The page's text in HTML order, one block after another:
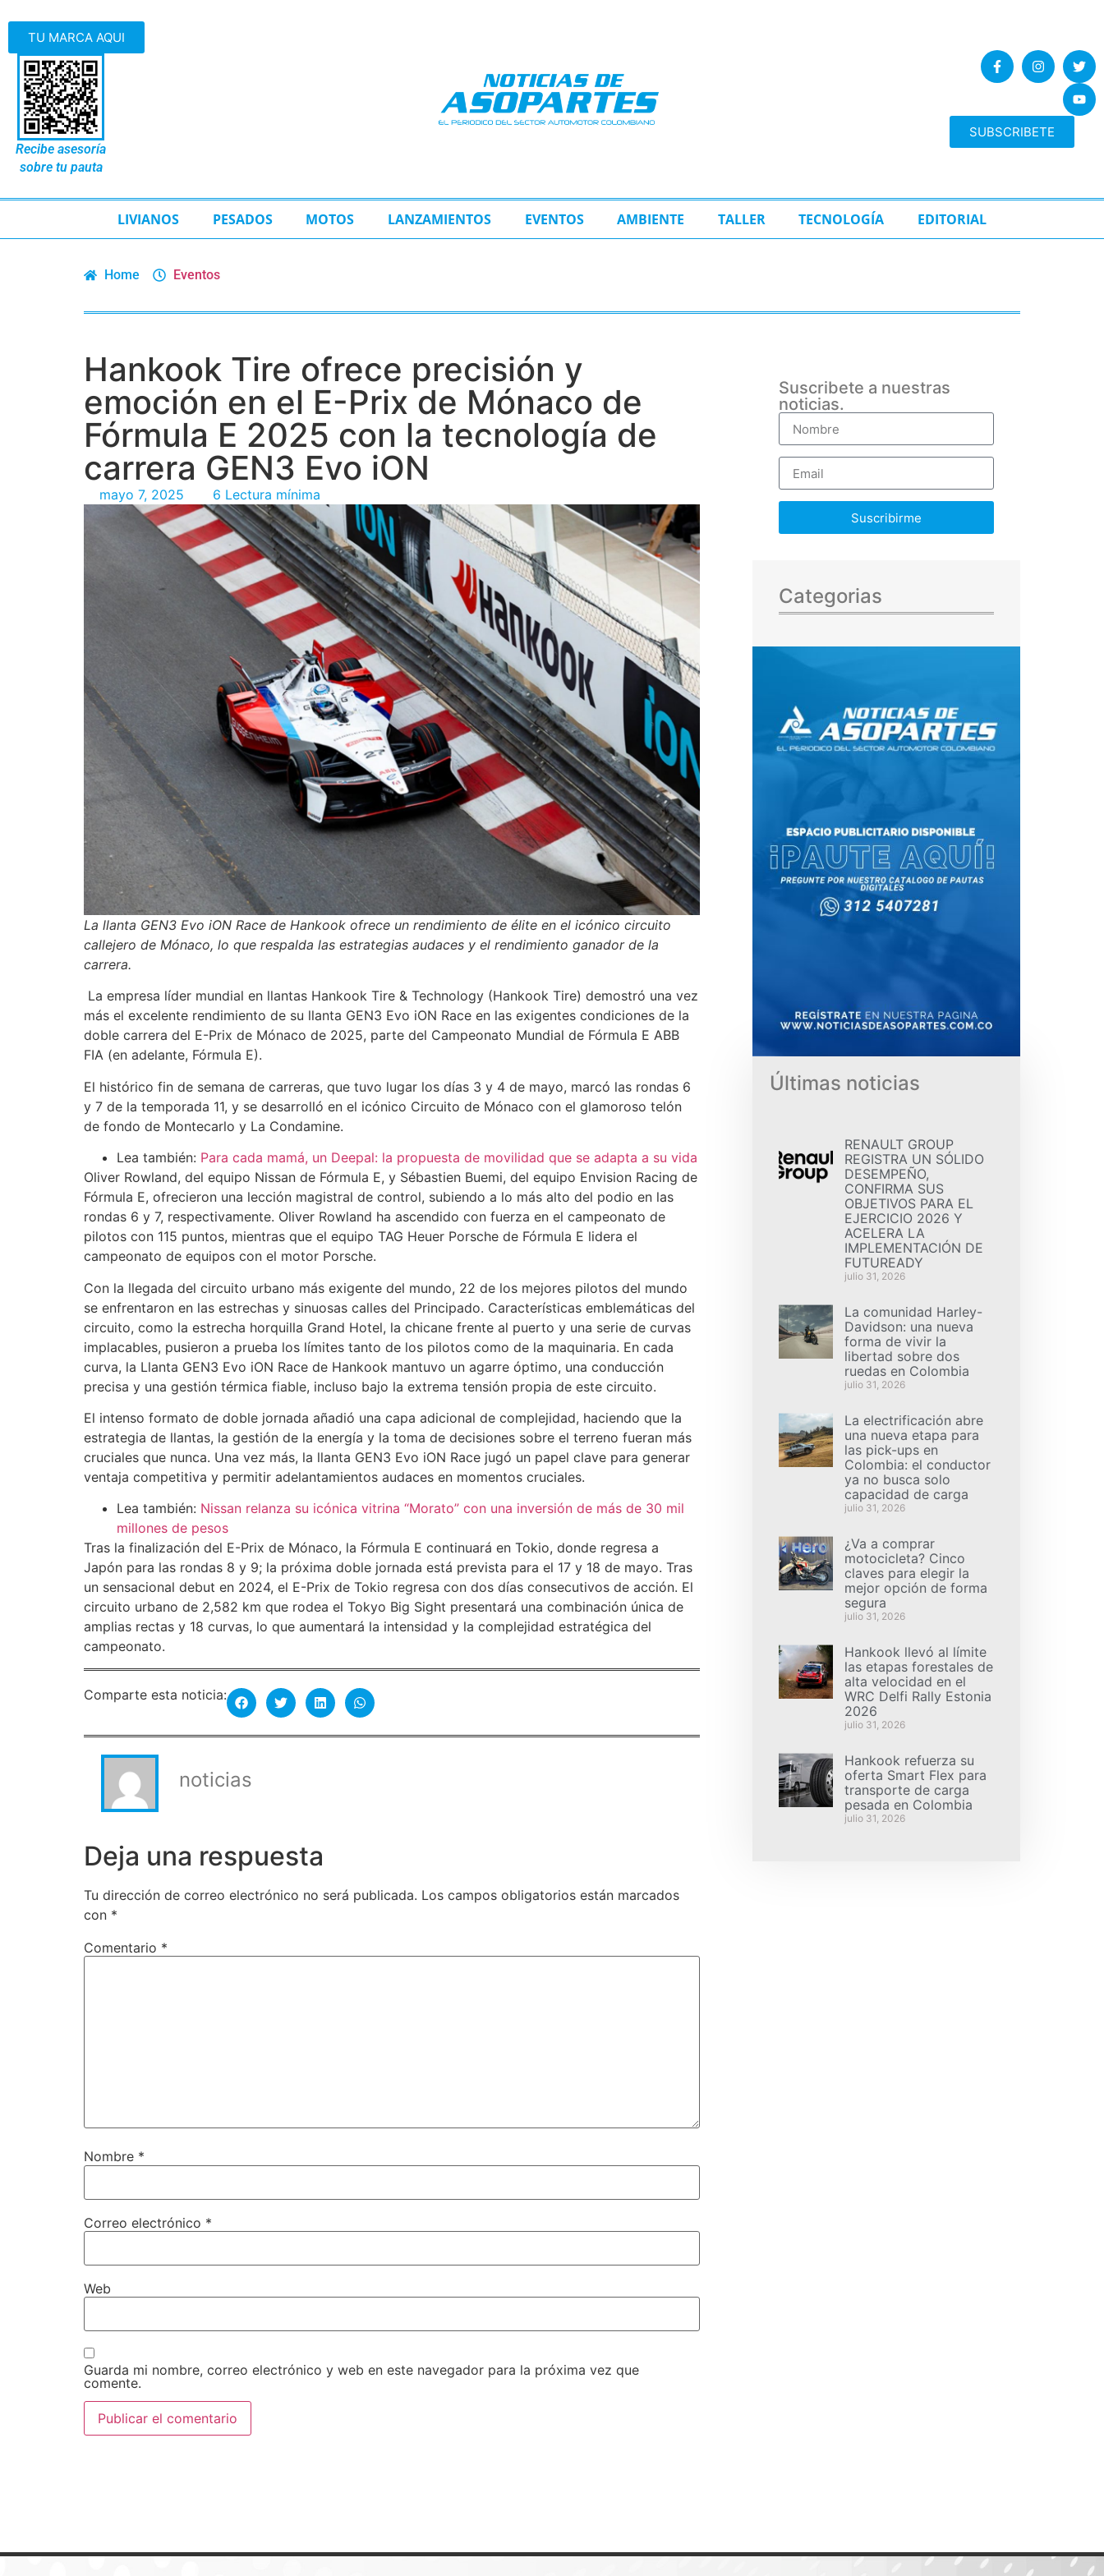
TU MARCA AQUI
Recibe asesoría
sobre tu pauta
SUBSCRIBETE
LIVIANOS PESADOS MOTOS LANZAMIENTOS EVENTOS AMBIENTE TALLER TECNOLOGÍA EDITORIAL
Home Eventos
Hankook Tire ofrece precisión y
emoción en el E-Prix de Mónaco de
Fórmula E 2025 con la tecnología de
carrera GEN3 Evo iON
mayo 7, 2025 6 Lectura mínima
La llanta GEN3 Evo iON Race de Hankook ofrece un rendimiento de élite en el icónico circuito
callejero de Mónaco, lo que respalda las estrategias audaces y el rendimiento ganador de la
carrera.
La empresa líder mundial en llantas Hankook Tire & Technology (Hankook Tire) demostró una vez
más el excelente rendimiento de su llanta GEN3 Evo iON Race en las exigentes condiciones de la
doble carrera del E-Prix de Mónaco de 2025, parte del Campeonato Mundial de Fórmula E ABB
FIA (en adelante, Fórmula E).
El histórico fin de semana de carreras, que tuvo lugar los días 3 y 4 de mayo, marcó las rondas 6
y 7 de la temporada 11, y se desarrolló en el icónico Circuito de Mónaco con el glamoroso telón
de fondo de Montecarlo y La Condamine.
Lea también: Para cada mamá, un Deepal: la propuesta de movilidad que se adapta a su vida
Oliver Rowland, del equipo Nissan de Fórmula E, y Sébastien Buemi, del equipo Envision Racing de
Fórmula E, ofrecieron una lección magistral de control, subiendo a lo más alto del podio en las
rondas 6 y 7, respectivamente. Oliver Rowland ha ascendido con fuerza en el campeonato de
pilotos con 115 puntos, mientras que el equipo TAG Heuer Porsche de Fórmula E lidera el
campeonato de equipos con el motor Porsche.
Con la llegada del circuito urbano más exigente del mundo, 22 de los mejores pilotos del mundo
se enfrentaron en las estrechas y sinuosas calles del Principado. Características emblemáticas del
circuito, como la estrecha horquilla Grand Hotel, la chicane frente al puerto y una serie de curvas
implacables, pusieron a prueba los límites tanto de los pilotos como de la maquinaria. En cada
curva, la Llanta GEN3 Evo iON Race de Hankook mantuvo un agarre óptimo, una conducción
precisa y una gestión térmica fiable, incluso bajo la extrema tensión propia de este circuito.
El intenso formato de doble jornada añadió una capa adicional de complejidad, haciendo que la
estrategia de llantas, la gestión de la energía y la toma de decisiones sobre el terreno fueran más
cruciales que nunca. Una vez más, la llanta GEN3 Evo iON Race jugó un papel clave para generar
ventaja competitiva y permitir adelantamientos audaces en momentos cruciales.
Lea también: Nissan relanza su icónica vitrina “Morato” con una inversión de más de 30 mil
millones de pesos
Tras la finalización del E-Prix de Mónaco, la Fórmula E continuará en Tokio, donde regresa a
Japón para las rondas 8 y 9; la próxima doble jornada está prevista para el 17 y 18 de mayo. Tras
un sensacional debut en 2024, el E-Prix de Tokio regresa con dos días consecutivos de acción. El
circuito urbano de 2,582 km que rodea el Tokyo Big Sight presentará una combinación única de
amplias rectas y 18 curvas, lo que aumentará la intensidad y la complejidad estratégica del
campeonato.
Comparte esta noticia:
noticias
Deja una respuesta
Tu dirección de correo electrónico no será publicada. Los campos obligatorios están marcados
con *
Comentario *
Nombre *
Correo electrónico *
Web
Guarda mi nombre, correo electrónico y web en este navegador para la próxima vez que
comente.
Suscribete a nuestras
noticias.
Suscribirme
Categorias
Últimas noticias
RENAULT GROUP
REGISTRA UN SÓLIDO
DESEMPEÑO,
CONFIRMA SUS
OBJETIVOS PARA EL
EJERCICIO 2026 Y
ACELERA LA
IMPLEMENTACIÓN DE
FUTUREADY
julio 31, 2026
La comunidad Harley-
Davidson: una nueva
forma de vivir la
libertad sobre dos
ruedas en Colombia
julio 31, 2026
La electrificación abre
una nueva etapa para
las pick-ups en
Colombia: el conductor
ya no busca solo
capacidad de carga
julio 31, 2026
¿Va a comprar
motocicleta? Cinco
claves para elegir la
mejor opción de forma
segura
julio 31, 2026
Hankook llevó al límite
las etapas forestales de
alta velocidad en el
WRC Delfi Rally Estonia
2026
julio 31, 2026
Hankook refuerza su
oferta Smart Flex para
transporte de carga
pesada en Colombia
julio 31, 2026